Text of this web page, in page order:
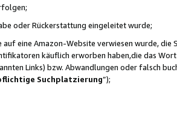
oder Rückerstattung eingeleitet wurde;
eine Amazon-Website verwiesen wurde, die
käuflich erworben haben,die das
Links) bzw. Abwandlungen oder falsch
Suchplatzierung”);